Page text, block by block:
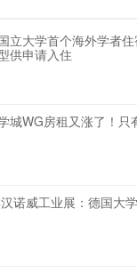
立大学首个海外学者住
供申请入住
城WG房租又涨了！
诺威工业展：德国大